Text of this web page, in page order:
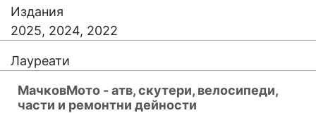
Издания
2025, 2024, 2022
Лауреати
МачковМото - атв, скутери, велосипеди,
части и ремонтни дейности